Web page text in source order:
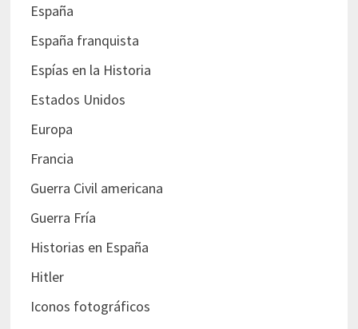
España
España franquista
Espías en la Historia
Estados Unidos
Europa
Francia
Guerra Civil americana
Guerra Fría
Historias en España
Hitler
Iconos fotográficos